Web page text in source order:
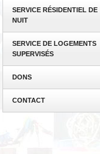
SERVICE RÉSIDENTIEL DE
NUIT
SERVICE DE LOGEMENTS
SUPERVISÉS
DONS
CONTACT